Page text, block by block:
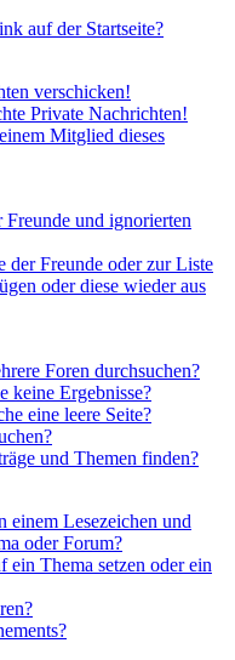
auf der Startseite?
verschicken!
Private Nachrichten!
Mitglied dieses
und ignorierten
Freunde oder zur Liste
oder diese wieder aus
Foren durchsuchen?
keine Ergebnisse?
eine leere Seite?
und Themen finden?
einem Lesezeichen und
oder Forum?
ein Thema setzen oder ein